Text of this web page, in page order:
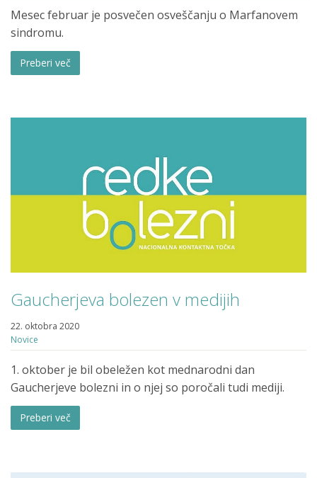
Mesec februar je posvečen osveščanju o Marfanovem
sindromu.
Preberi več
Gaucherjeva bolezen v medijih
22. oktobra 2020
Novice
1. oktober je bil obeležen kot mednarodni dan
Gaucherjeve bolezni in o njej so poročali tudi mediji.
Preberi več